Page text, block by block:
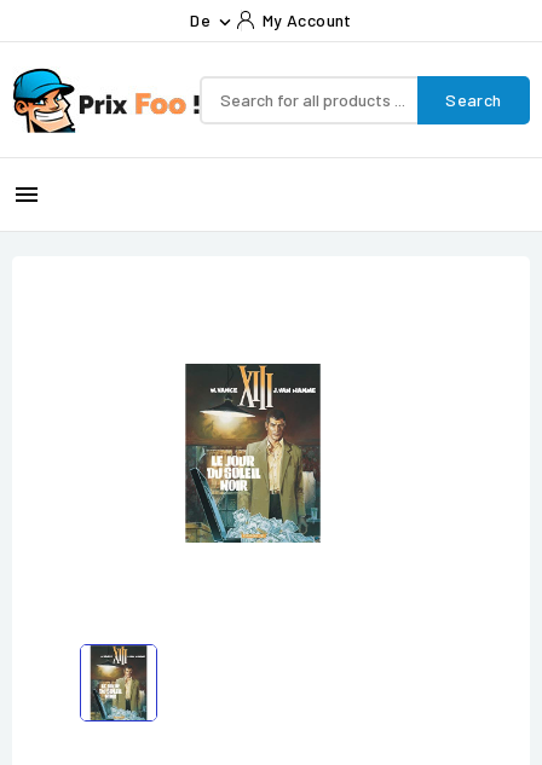
De  My Account
Search
